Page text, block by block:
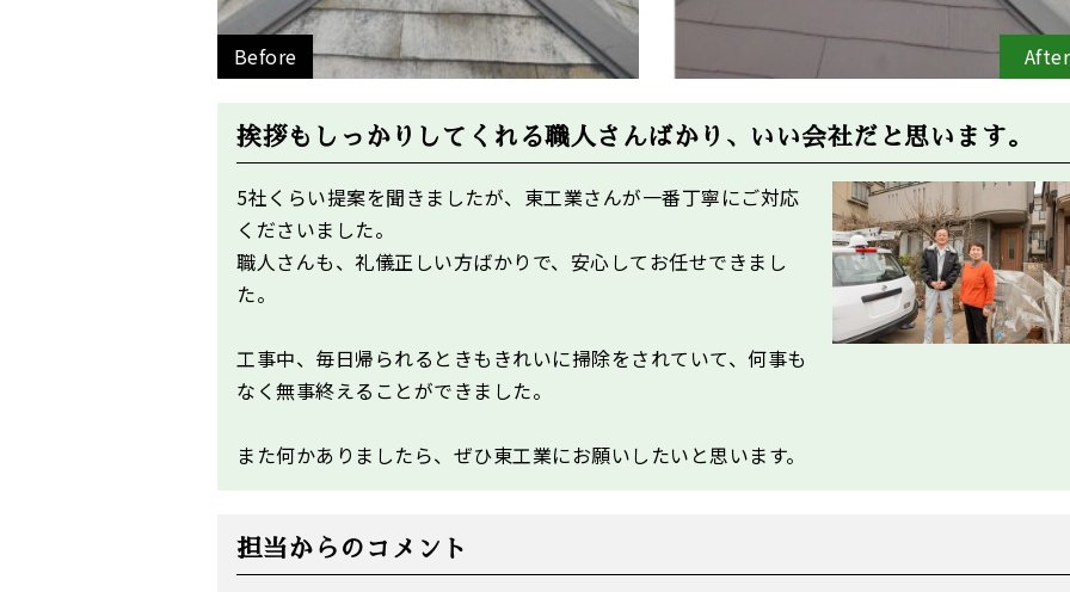
Before After
挨拶もしっかりしてくれる職人さんばかり、いい会社だと思います。
5社くらい提案を聞きましたが、 東工業さんが一番丁寧にご対応
くださいました。
職人さんも、礼儀正しい方ばかりで、安心してお任せできまし
た。
工事中、毎日帰られるときもきれいに掃除をされていて、何事も
なく無事終えることができました。
また何かありましたら、ぜひ東工業にお願いしたいと思います。
担当からのコメント